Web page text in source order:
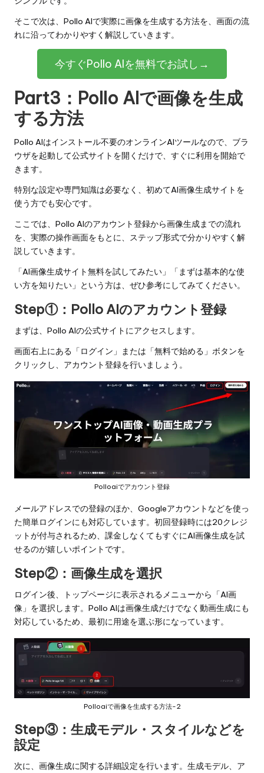
そこで次は、Pollo AIで実際に画像を生成する方法を、画面の流
れに沿ってわかりやすく解説していきます。
今すぐPollo AIを無料でお試し→
Part3：Pollo AIで画像を生成
する方法
Pollo AIはインストール不要のオンラインAIツールなので、ブラ
ウザを起動して公式サイトを開くだけで、すぐに利用を開始で
きます。
特別な設定や専門知識は必要なく、初めてAI画像生成サイトを
使う方でも安心です。
ここでは、Pollo AIのアカウント登録から画像生成までの流れ
を、実際の操作画面をもとに、ステップ形式で分かりやすく解
説していきます。
「AI画像生成サイト無料を試してみたい」「まずは基本的な使
い方を知りたい」という方は、ぜひ参考にしてみてください。
Step①：Pollo AIのアカウント登録
まずは、 Pollo AIの公式サイト にアクセスします。
画面右上にある「ログイン」または「無料で始める」ボタンを
クリックし、アカウント登録を行いましょう。
Polloaiでアカウント登録
メールアドレスでの登録のほか、Googleアカウントなどを使っ
た簡単ログインにも対応しています。初回登録時には20クレジ
ットが付与されるため、課金しなくてもすぐにAI画像生成を試
せるのが嬉しいポイントです。
Step②：画像生成を選択
ログイン後、トップページに表示されるメニューから「AI画
像」を選択します。Pollo AIは画像生成だけでなく動画生成にも
対応しているため、最初に用途を選ぶ形になっています。
Polloaiで画像を生成する方法-2
Step③：生成モデル・スタイルなどを
設定
次に、画像生成に関する詳細設定を行います。生成モデル、ア